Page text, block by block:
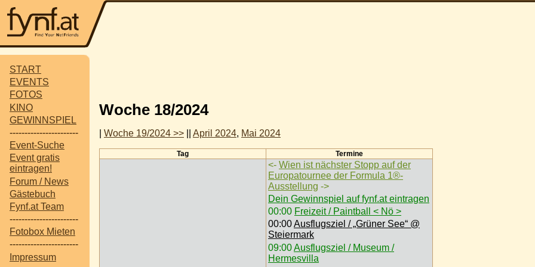
START
EVENTS
FOTOS
KINO
GEWINNSPIEL
-----------------------
Event-Suche
Event gratis
eintragen!
Forum / News
Gästebuch
Fynf.at Team
-----------------------
Fotobox Mieten
-----------------------
Impressum
Woche 18/2024
Woche 19/2024 >> April 2024, Mai 2024
Tag Termine
<- Wien ist nächster Stopp auf der
Europatournee der Formula 1®-
Ausstellung ->
Dein Gewinnspiel auf fynf.at eintragen
00:00 Freizeit / Paintball < Nö >
00:00Ausflugsziel / „Grüner See“ @
Steiermark
09:00Ausflugsziel / Museum /
Hermesvilla